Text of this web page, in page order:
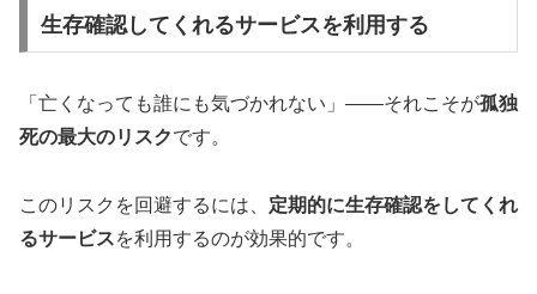
生存確認してくれるサービスを利用する
「亡くなっても誰にも気づかれない」――それこそが孤独
死の最大のリスクです。
このリスクを回避するには、 定期的に生存確認をしてくれ
るサービスを利用するのが効果的です。